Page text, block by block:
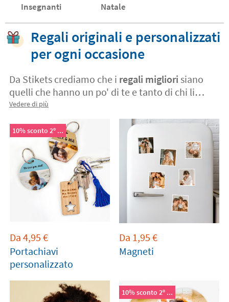
Insegnanti Natale
Regali originali e personalizzati
per ogni occasione
Da Stikets crediamo che i regali migliori siano
quelli che hanno un po' di te e tanto di chi li
riceve. Inostri prodotti personalizzati
trasformano l'ordinario in straordinario,
rendendo qualsiasi occasione un momento
indimenticabile.
Che si tratti di un compleanno,
un anniversario o semplicemente di un pensiero
spontaneo, il regalo personalizzato perfetto
rompe gli schemi.Scopri design esclusivi che
stupiscono e prodotti pratici da usare ogni
Vedere di più
10% sconto 2º ...
Da 4,95 €
Portachiavi
personalizzato
Da 1,95 €
Magneti
10% sconto 2º ...